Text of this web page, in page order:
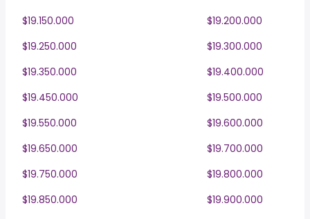
$19.150.000
$19.200.000
$19.250.000
$19.300.000
$19.350.000
$19.400.000
$19.450.000
$19.500.000
$19.550.000
$19.600.000
$19.650.000
$19.700.000
$19.750.000
$19.800.000
$19.850.000
$19.900.000